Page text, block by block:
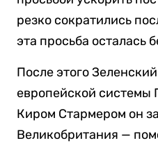
резко сократились
эта просьба осталась
После этого
европейской системы
Киром Стармером он
Великобритания —